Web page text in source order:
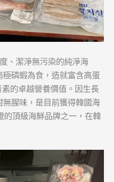
、潔淨無污染的純淨海
磷蝦為食，造就富含高蛋
的卓越營養價值。因生長
腥味，是目前獲得韓國海
頂級海鮮品牌之一，在韓